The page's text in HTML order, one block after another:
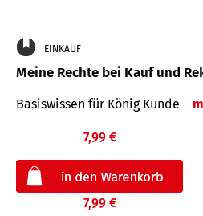
EINKAUF
Meine Rechte bei Kauf und
Basiswissen für König Kunde
7,99 €
7,99 €